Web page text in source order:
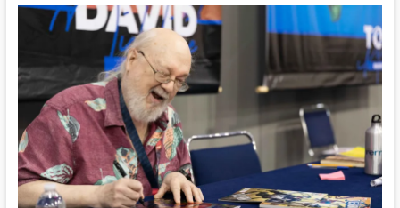
DeFalco:
El
Christopher
Priest
(II)